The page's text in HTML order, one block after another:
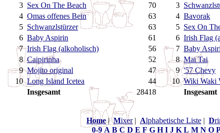
3 Sex On The Beach
70
4 Omas offenes Bein
63
5 Schwanzlstürzer
63
6 Baby Aspirin
61
7 Irish Flag (alkoholisch)
56
8 Caipirinha
52
9 Mojito original
47
10 Long Island Icetea
44
Insgesamt
28418
3
4 Bavorak
5 Sex On
6 Irish Flag
7 Baby
8 Mai Tai
9 '57 Chevy
10 Wiki Waki
Insgesamt
Home|Mixer| Alphabetische Liste | D
0-9 A B C D E F G H I J K L M N O